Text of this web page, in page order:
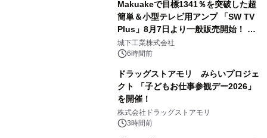
Makuakeで目標1341％を突破した超
簡単＆小型テレビ用アンプ 「SW TV
Plus」8月7日より一般販売開始！ ケ
ーブル1本つなぐだけ、テレビの音が
ぐっと豊かに
城下工業株式会社
6時間前
ドラッグストアモリ みらいプロジェ
クト 「子どもお仕事参観デー2026」
を開催！
株式会社ドラッグストアモリ
3時間前